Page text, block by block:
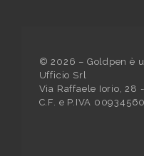
© 2026 – Goldpen è
Ufficio Srl
Via Raffaele Iorio, 28
C.F. e P.IVA